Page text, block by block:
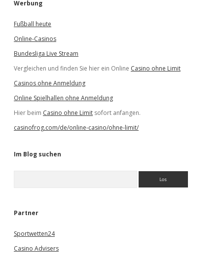
Werbung
Fußball heute
Online-Casinos
Bundesliga Live Stream
Vergleichen und finden Sie hier ein Online Casino ohne Limit
Casinos ohne Anmeldung
Online Spielhallen ohne Anmeldung
Hier beim Casino ohne Limit sofort anfangen.
casinofrog.com/de/online-casino/ohne-limit/
Im Blog suchen
e
Partner
Sportwetten24
Casino Advisers